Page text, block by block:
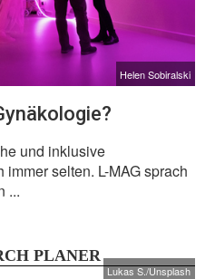
Helen Sobiralski
und inklusive
selten. L-MAG sprach
...
PLANER
Lukas S./Unsplash